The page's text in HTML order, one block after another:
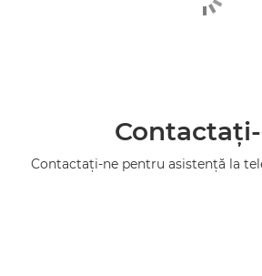
Contactaţi-ne pentru asistenţă la